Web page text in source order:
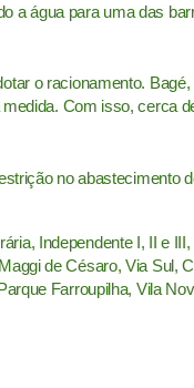
a água para uma das
o racionamento. Bagé,
Com isso, cerca
no
Independente I, II e
de Césaro, Via
Farroupilha, Vila